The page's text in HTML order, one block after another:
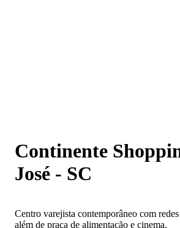
Continente
José - SC
Centro varejista contemporâneo com
além de praça de alimentação e cinema.